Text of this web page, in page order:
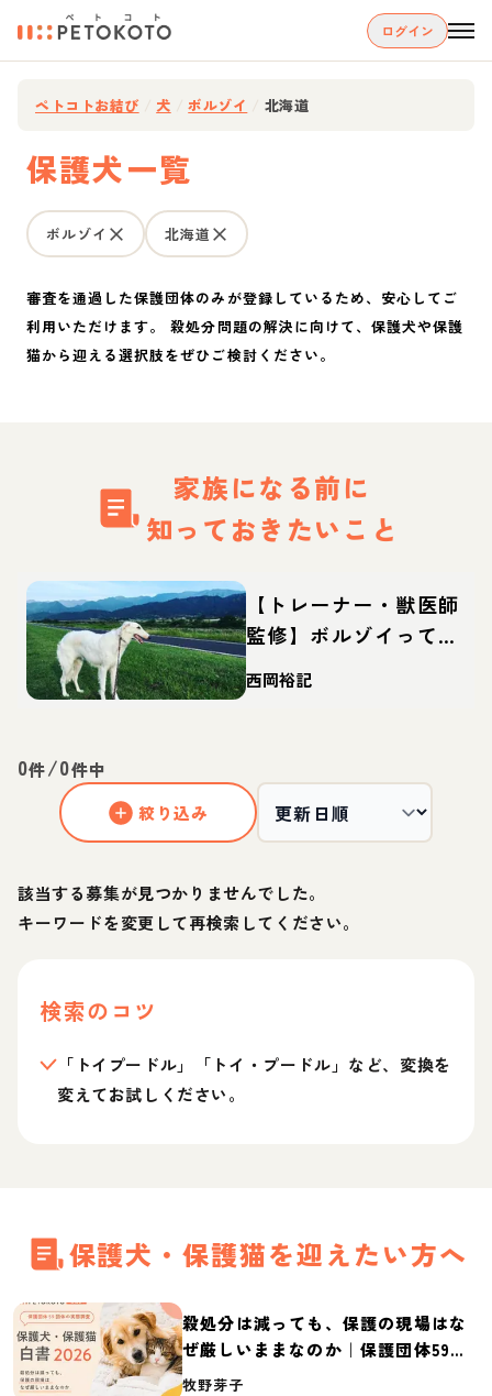
ログイン
ペトコトお結び 犬 ボルゾイ 北海道
保護犬一覧
ボルゾイ 北海道
審査を通過した保護団体のみが登録しているため、安心してご
利用いただけます。 殺処分問題の解決に向けて、保護犬や保護
猫から迎える選択肢をぜひご検討ください。
家族になる前に
知っておきたいこと
【トレーナー・獣医師
監修】ボルゾイってど
んな犬？性格・特徴・
育て方・迎え方
西岡裕記
0件/0件中
絞り込み
該当する募集が見つかりませんでした。
キーワードを変更して再検索してください。
検索のコツ
「トイプードル」「トイ・プードル」など、変換を
変えてお試しください。
保護犬・保護猫を迎えたい方へ
殺処分は減っても、保護の現場はな
ぜ厳しいままなのか｜保護団体59団
体の実態調査【保護犬・保護猫白書
牧野芽子